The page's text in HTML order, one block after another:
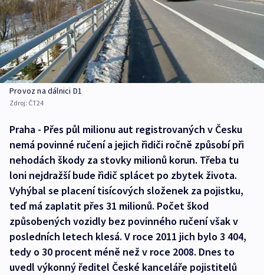
Provoz na dálnici D1
Zdroj: ČT24
Praha - Přes půl milionu aut registrovaných v Česku
nemá povinné ručení a jejich řidiči ročně způsobí při
nehodách škody za stovky milionů korun. Třeba tu
loni nejdražší bude řidič splácet po zbytek života.
Vyhýbal se placení tisícových složenek za pojistku,
teď má zaplatit přes 31 milionů. Počet škod
způsobených vozidly bez povinného ručení však v
posledních letech klesá. V roce 2011 jich bylo 3 404,
tedy o 30 procent méně než v roce 2008. Dnes to
uvedl výkonný ředitel České kanceláře pojistitelů